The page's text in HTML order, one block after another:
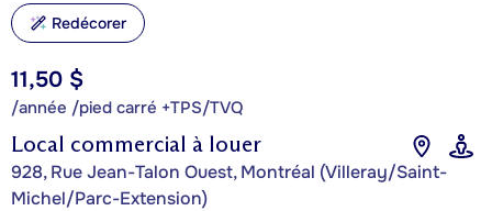
Local commercial à louer
928, Rue Jean-Talon Ouest, Montréal (Villeray/Saint-
Michel/Parc-Extension)
11,50 $
/année /pied carré +TPS/TVQ
Redécorer